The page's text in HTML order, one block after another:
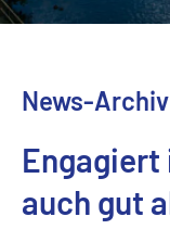
News-
Engagiert
auch gut